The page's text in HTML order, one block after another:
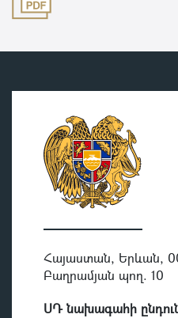
Հայաստան, Երևան,
Բաղրամյան պող. 10
ՍԴ նախագահի